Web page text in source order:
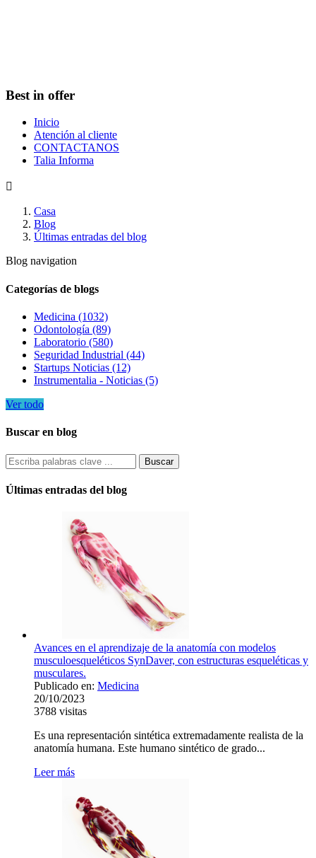
Best in offer
Inicio
Atención al cliente
CONTACTANOS
Talia Informa

Casa
Blog
Últimas entradas del blog
Blog navigation
Categorías de blogs
Medicina (1032)
Odontología (89)
Laboratorio (580)
Seguridad Industrial (44)
Startups Noticias (12)
Instrumentalia - Noticias (5)
Ver todo
Buscar en blog
Últimas entradas del blog
Avances en el aprendizaje de la anatomía con modelos
musculoesqueléticos SynDaver, con estructuras esqueléticas y
musculares.
Publicado en: Medicina
20/10/2023
3788 visitas
Es una representación sintética extremadamente realista de la
anatomía humana. Este humano sintético de grado...
Leer más